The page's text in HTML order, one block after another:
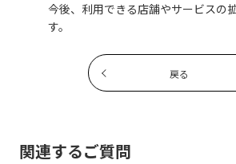
今後、利用できる店舗やサービスの
す。
戻る
関連するご質問